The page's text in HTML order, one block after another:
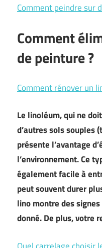
Comment peindre sur
Comment
de peinture ?
Comment rénover un
Le linoléum, qui ne
d’autres sols souples
présente l’avantage
l’environnement. Ce
également facile à
peut souvent durer
lino montre des
donné. De plus, votre